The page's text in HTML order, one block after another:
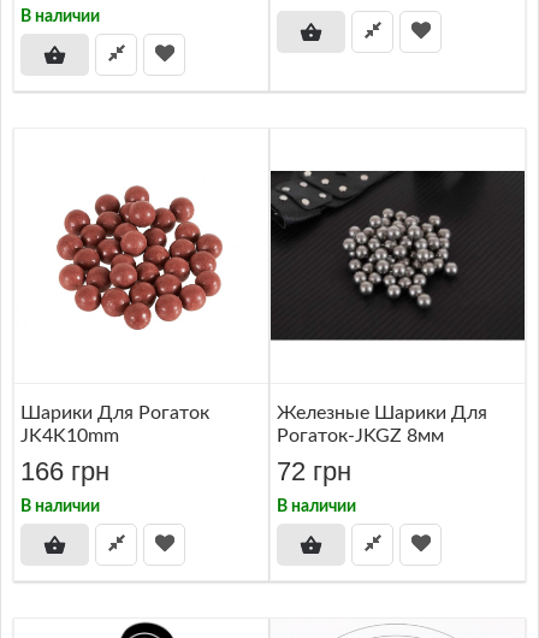
В наличии
Шарики Для Рогаток
JK4K10mm
166 грн
В наличии
Железные Шарики Для
Рогаток-JKGZ 8мм
72 грн
В наличии